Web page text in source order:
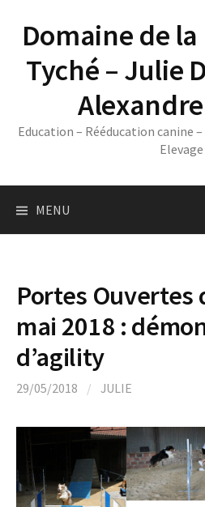
contentDomaine de
Tyché – Julie
Education – Rééducation canine
Elevage
MENU
Portes Ouvertes
mai 2018 :
d’agility
29/05/2018 / JULIE